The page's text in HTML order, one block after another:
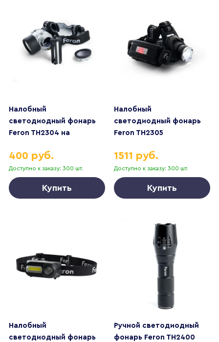
Налобный
светодиодный фонарь
Feron TH2304 на
41708
Доступно к заказу: 300 шт.
400 руб.
Купить
Налобный
светодиодный фонарь
Feron TH2305
300 лм 41709
Доступно к заказу: 300 шт.
1511 руб.
Купить
Налобный
светодиодный фонарь
Ручной светодиодный
фонарь Feron TH2400